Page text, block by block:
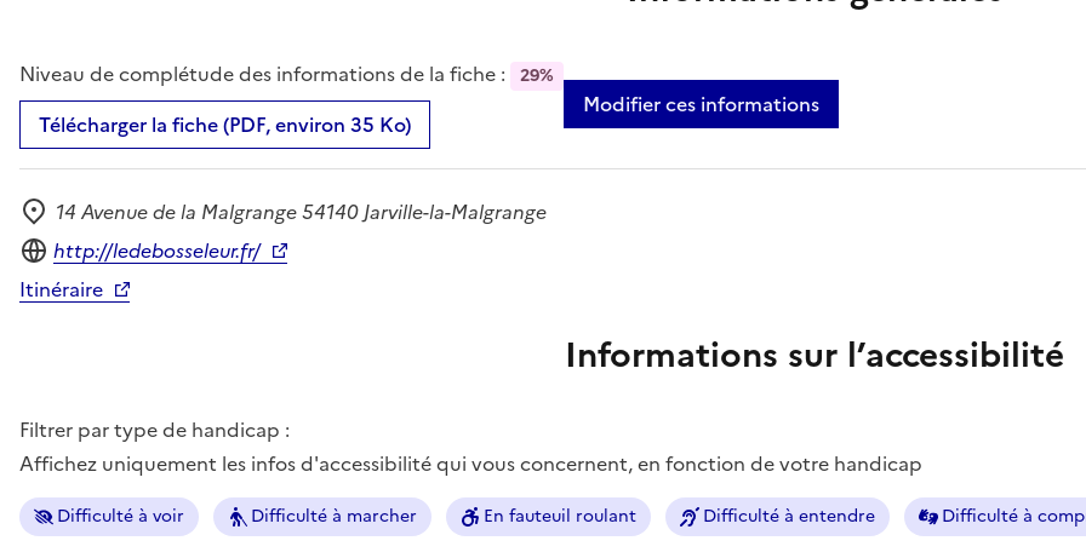
Niveau de complétude des informations de la fiche : 29%
Télécharger la fiche (PDF, environ 35 Ko)
Modifier ces informations
Adresse
14 Avenue de la Malgrange 54140 Jarville-la-Malgrange
Site internet
http://ledebosseleur.fr/
Itinéraire
Informations sur l’accessibilité
Filtrer par type de handicap :
Affichez uniquement les infos d'accessibilité qui vous concernent, en fonction de votre handicap
Difficulté à voir Difficulté à marcher En fauteuil roulant Difficulté à entendre Difficulté à